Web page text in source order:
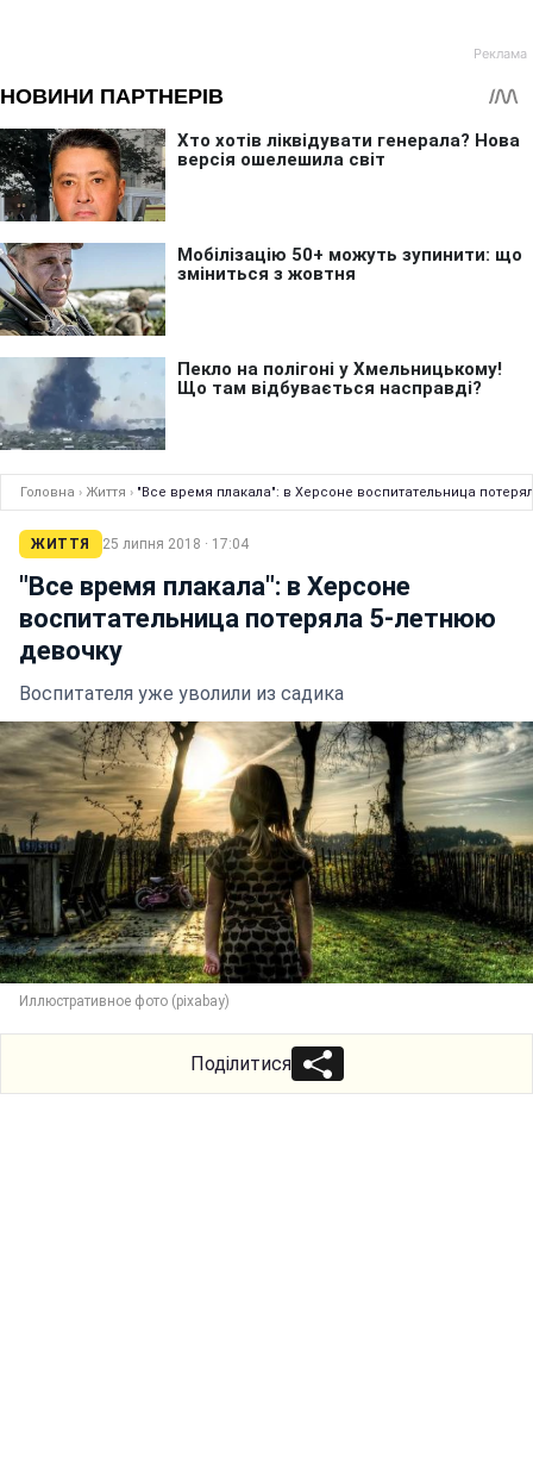
Головна › Життя › "Все время плакала": в Херсоне воспитательница
ЖИТТЯ 25 липня 2018 · 17:04
"Все время плакала": в Херсоне
воспитательница потеряла 5-летнюю
девочку
Воспитателя уже уволили из садика
Иллюстративное фото (pixabay)
Поділитися